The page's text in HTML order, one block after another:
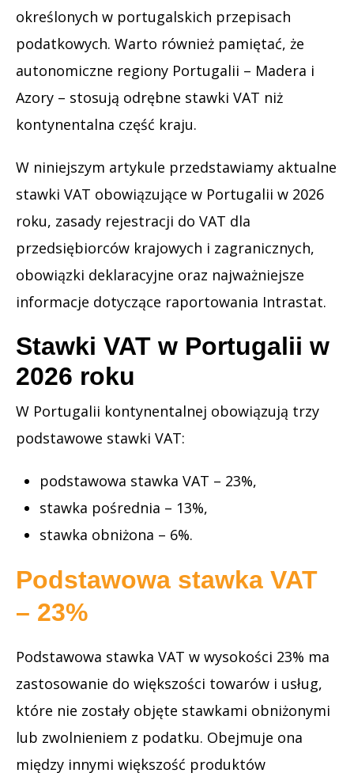
określonych w portugalskich przepisach
podatkowych. Warto również pamiętać, że
autonomiczne regiony Portugalii – Madera i
Azory – stosują odrębne stawki VAT niż
kontynentalna część kraju.
W niniejszym artykule przedstawiamy aktualne
stawki VAT obowiązujące w Portugalii w 2026
roku, zasady rejestracji do VAT dla
przedsiębiorców krajowych i zagranicznych,
obowiązki deklaracyjne oraz najważniejsze
informacje dotyczące raportowania Intrastat.
Stawki VAT w Portugalii w
2026 roku
W Portugalii kontynentalnej obowiązują trzy
podstawowe stawki VAT:
podstawowa stawka VAT – 23%,
stawka pośrednia – 13%,
stawka obniżona – 6%.
Podstawowa stawka VAT
– 23%
Podstawowa stawka VAT w wysokości 23% ma
zastosowanie do większości towarów i usług,
które nie zostały objęte stawkami obniżonymi
lub zwolnieniem z podatku. Obejmuje ona
między innymi większość produktów